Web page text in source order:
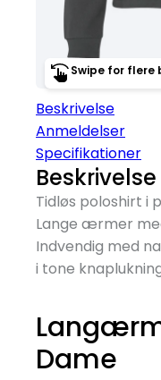
Swipe for flere
Beskrivelse
Anmeldelser
Specifikationer
Beskrivelse
Tidløs poloshirt i
Lange ærmer
Indvendig med
i tone
Dame